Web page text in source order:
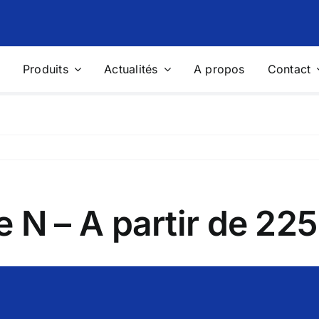
Produits
de Mesure Portables
de mesure portable pour
Photovoltaïque
Actualités A propos Contact
N – A partir de